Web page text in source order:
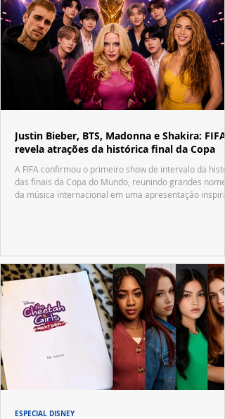
Justin Bieber, BTS, Madonna e Shakira: FIFA
revela atrações da histórica final da Copa
A FIFA confirmou o primeiro show de intervalo da
das finais da Copa do Mundo, reunindo grandes nomes
da música internacional em uma apresentação
ESPECIAL DISNEY